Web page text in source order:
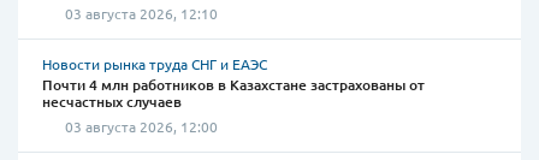
03 августа 2026, 12:10
Новости рынка труда СНГ и ЕАЭС
Почти 4 млн работников в Казахстане застрахованы от
несчастных случаев
03 августа 2026, 12:00